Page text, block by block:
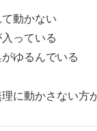
て動かない
入っている
がゆるんでいる
に動かさない方